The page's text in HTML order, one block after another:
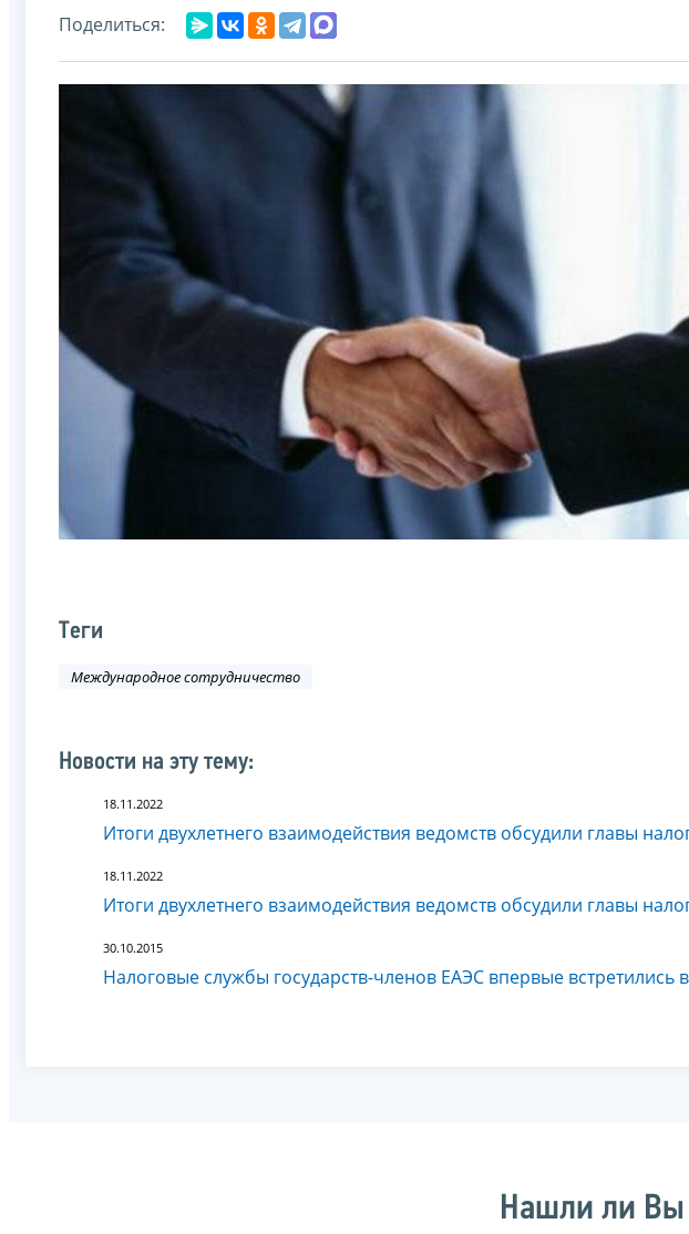
Поделиться:
Теги
Международное сотрудничество
Новости на эту тему:
18.11.2022
Итоги двухлетнего взаимодействия ведомств обсудили главы
18.11.2022
Итоги двухлетнего взаимодействия ведомств обсудили главы
30.10.2015
Налоговые службы государств-членов ЕАЭС впервые встретились
Нашли ли